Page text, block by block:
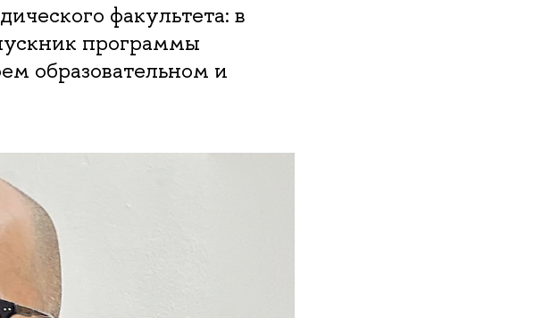
факультета: в
программы
образовательном и